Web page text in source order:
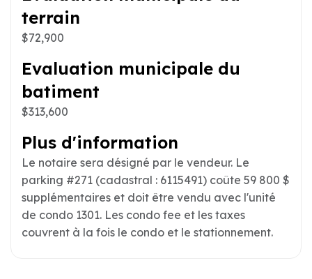
terrain
$72,900
Evaluation municipale du
batiment
$313,600
Plus d'information
Le notaire sera désigné par le vendeur. Le
parking #271 (cadastral : 6115491) coûte 59 800 $
supplémentaires et doit être vendu avec l'unité
de condo 1301. Les condo fee et les taxes
couvrent à la fois le condo et le stationnement.